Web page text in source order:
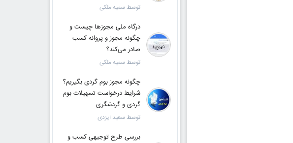
توسط سمیه ملکی
درگاه ملی مجوزها چیست و
چگونه مجوز و پروانه کسب
صادر می‌کند؟
توسط سمیه ملکی
چگونه مجوز بوم گردی بگیریم؟
شرایط درخواست تسهیلات بوم
گردی و گردشگری
توسط سعید ایزدی
بررسی طرح توجیهی کسب و